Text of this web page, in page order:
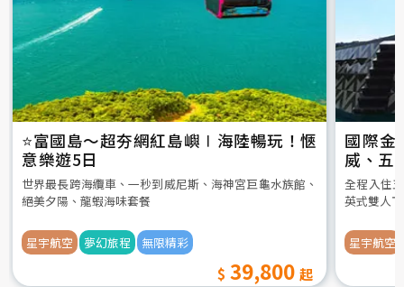
⭐️富國島～超夯網紅島嶼∣海陸暢玩！愜
意樂遊5日
世界最長跨海纜車、一秒到威尼斯、海神宮巨龜水族館、
絕美夕陽、龍蝦海味套餐
星宇航空 夢幻旅程 無限精彩
39,800
國際金
威、五
全程入住
英式雙人
星宇航空